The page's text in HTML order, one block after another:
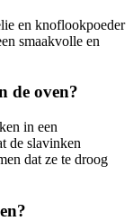
en knoflookpoeder
smaakvolle en
de oven?
in een
de slavinken
dat ze te droog